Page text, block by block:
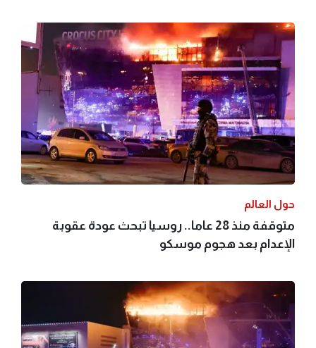
حول العالم
متوقفة منذ 28 عاما.. روسيا تبحث عودة عقوبة
الإعدام بعد هجوم موسكو